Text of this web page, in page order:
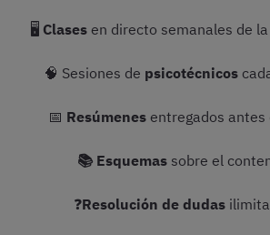
🖥️ Clases en directo semanales de
🧠 Sesiones de psicotécnicos
📅 Resúmenes entregados antes
📚 Esquemas sobre el
❓Resolución de dudas